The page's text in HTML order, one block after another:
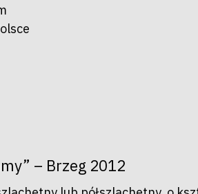
– Brzeg 2012